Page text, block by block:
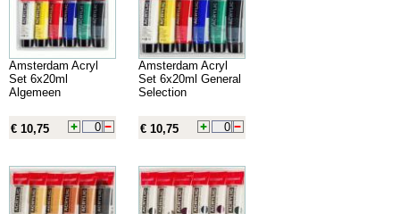
Amsterdam Acryl
Set 6x20ml
Algemeen
€ 10,75
Amsterdam Acryl
Set 6x20ml General
Selection
€ 10,75